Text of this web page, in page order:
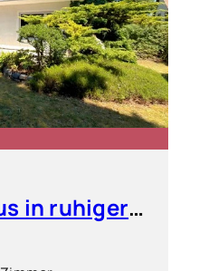
Einfamilienhaus in ruhiger & grüner Toplage